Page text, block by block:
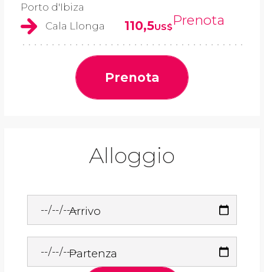
Porto d'Ibiza
Cala Llonga
110,5US$Prenota
Prenota
Alloggio
Arrivo
Partenza